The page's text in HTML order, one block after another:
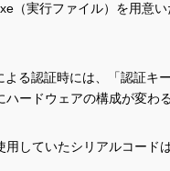
（実行ファイル）を用意
る認証時には、「認証キ
ードウェアの構成が変わ
していたシリアルコード